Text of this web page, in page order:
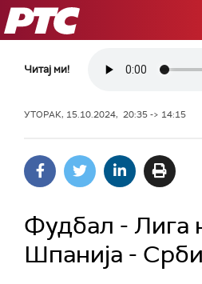
РТС
Читај ми!
УТОРАК, 15.10.2024, 20:35 -> 14:15
Фудбал - Лига
Шпанија -